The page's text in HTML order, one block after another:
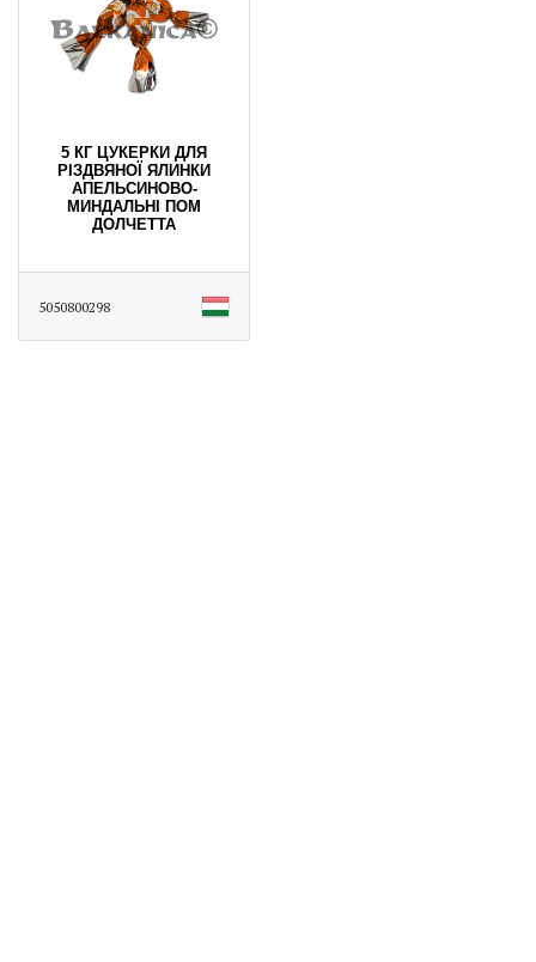
5 КГ ЦУКЕРКИ ДЛЯ
РІЗДВЯНОЇ ЯЛИНКИ
АПЕЛЬСИНОВО-
МИНДАЛЬНІ ПОМ
ДОЛЧЕТТА
5050800298